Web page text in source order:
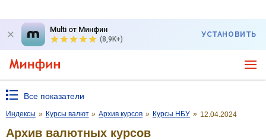
Multi от Минфин
(8,9K+)
УСТАНОВИТЬ
Все показатели
Индексы » Курсы валют » Архив курсов » Курсы НБУ » 12.04.2024
Архив валютных курсов